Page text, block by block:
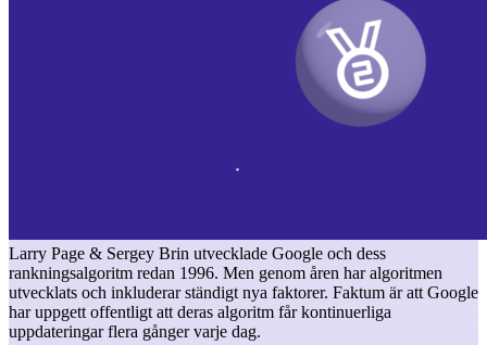
Larry Page & Sergey Brin utvecklade Google och dess
rankningsalgoritm redan 1996. Men genom åren har algoritmen
utvecklats och inkluderar ständigt nya faktorer. Faktum är att Google
har uppgett offentligt att deras algoritm får kontinuerliga
uppdateringar flera gånger varje dag.